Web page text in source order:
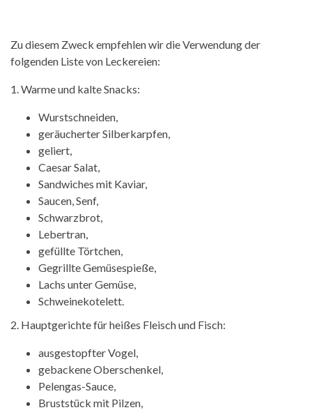
Zu diesem Zweck empfehlen wir die Verwendung der
folgenden Liste von Leckereien:
1. Warme und kalte Snacks:
Wurstschneiden,
geräucherter Silberkarpfen,
geliert,
Caesar Salat,
Sandwiches mit Kaviar,
Saucen, Senf,
Schwarzbrot,
Lebertran,
gefüllte Törtchen,
Gegrillte Gemüsespieße,
Lachs unter Gemüse,
Schweinekotelett.
2. Hauptgerichte für heißes Fleisch und Fisch:
ausgestopfter Vogel,
gebackene Oberschenkel,
Pelengas-Sauce,
Bruststück mit Pilzen,